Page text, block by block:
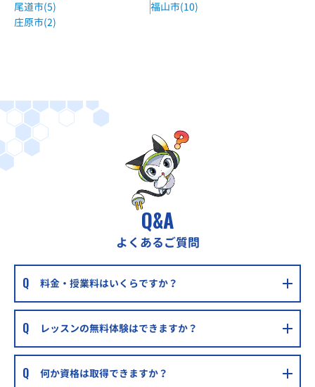
尾道市(5)
福山市(10)
庄原市(2)
Q&A
よくあるご質問
料金・授業料はいくらですか？
レッスンの無料体験はできますか？
何か資格は取得できますか？